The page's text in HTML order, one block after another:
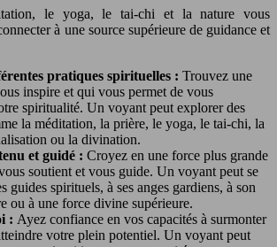
le yoga, le tai-chi et la nature vous
à une source supérieure de guidance et
pratiques spirituelles : Trouvez une
inspire et qui vous permet de vous
spiritualité. Un voyant peut explorer des
la méditation, la prière, le yoga, le tai-chi, la
ou la divination.
et guidé : Croyez en une force plus grande
soutient et vous guide. Un voyant peut se
guides spirituels, à ses anges gardiens, à son
ou à une force divine supérieure.
: Ayez confiance en vos capacités à surmonter
votre plein potentiel. Un voyant peut